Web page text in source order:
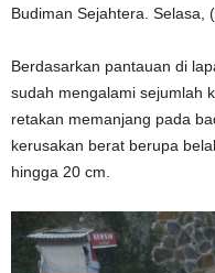
Budiman Sejahtera. Selasa,
Berdasarkan pantauan di
sudah mengalami sejumlah
retakan memanjang pada
kerusakan berat berupa
hingga 20 cm.